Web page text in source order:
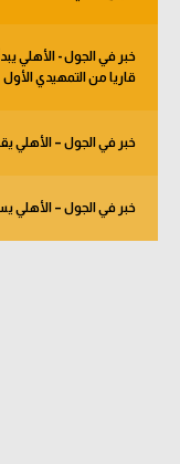
قاريا من التمهيدي الأول
خبر في الجول – الأهلي
خبر في الجول – الأهلي